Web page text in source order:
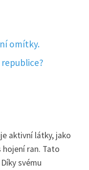
omítky.
aktivní látky, jako
ran. Tato
svému